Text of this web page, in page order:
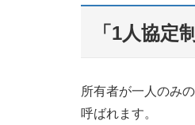
「1人協定
所有者が一人のみ
呼ばれます。